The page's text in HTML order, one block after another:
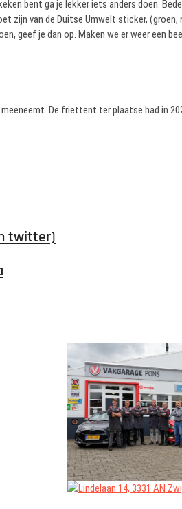
bent ga je lekker iets anders doen.
zijn van de Duitse Umwelt sticker, (groen,
geef je dan op. Maken we er weer een
De friettent ter plaatse had in
twitter)